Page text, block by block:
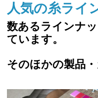
人気の糸ライ
数あるラインナッ
ています。
そのほかの製品